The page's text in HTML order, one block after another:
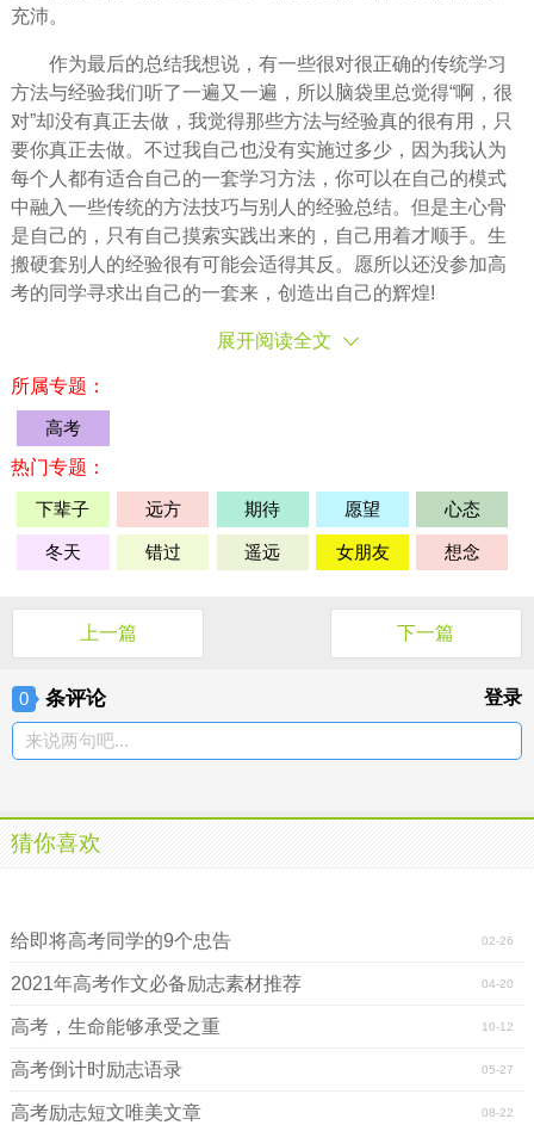
充沛。
作为最后的总结我想说，有一些很对很正确的传统学习
方法与经验我们听了一遍又一遍，所以脑袋里总觉得“啊，很
对”却没有真正去做，我觉得那些方法与经验真的很有用，只
要你真正去做。不过我自己也没有实施过多少，因为我认为
每个人都有适合自己的一套学习方法，你可以在自己的模式
中融入一些传统的方法技巧与别人的经验总结。但是主心骨
是自己的，只有自己摸索实践出来的，自己用着才顺手。生
搬硬套别人的经验很有可能会适得其反。愿所以还没参加高
考的同学寻求出自己的一套来，创造出自己的辉煌!
展开阅读全文
所属专题：
高考
热门专题：
下辈子 远方 期待 愿望 心态
冬天 错过 遥远 女朋友 想念
上一篇 下一篇
0 条评论 登录
来说两句吧...
猜你喜欢
02-26
给即将高考同学的9个忠告
04-20
2021年高考作文必备励志素材推荐
10-12
高考，生命能够承受之重
05-27
高考倒计时励志语录
08-22
高考励志短文唯美文章